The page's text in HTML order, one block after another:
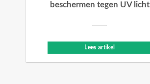
beschermen tegen UV licht
Lees artikel